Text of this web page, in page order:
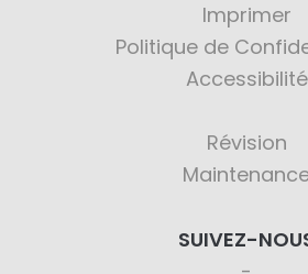
Imprimer
Politique de
Accessibilité
Révision
SUIVEZ-